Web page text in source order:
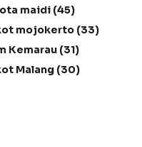
maidi (45)
mojokerto (33)
Kemarau (31)
Malang (30)